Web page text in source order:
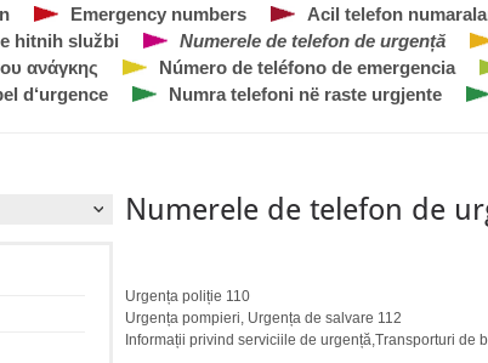
Emergency numbers Acil telefon
hitnih službi
Numerele de telefon de urgență
ανάγκης
Número de teléfono de emergencia
d‘urgence
Numra telefoni në raste urgjente
Numerele de telefon de
Urgența poliție 110
Urgența pompieri, Urgența de salvare 112
Informații privind serviciile de urgență,Transporturi de